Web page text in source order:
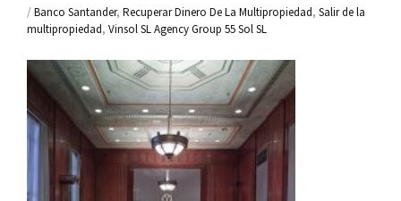
/Banco Santander, Recuperar Dinero De La Multipropiedad, Salir de la
multipropiedad, Vinsol SL Agency Group 55 Sol SL